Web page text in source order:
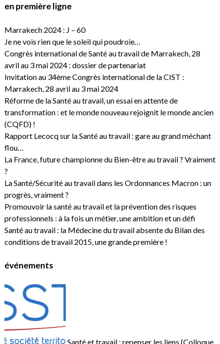
en première ligne
Marrakech 2024 : J – 60
Je ne vois rien que le soleil qui poudroie…
Congrès international de Santé au travail de Marrakech, 28
avril au 3 mai 2024 : dossier de partenariat
Invitation au 34ème Congrès international de la CIST :
Marrakech, 28 avril au 3 mai 2024
Réforme de la Santé au travail, un essai en attente de
transformation : et le monde nouveau rejoignit le monde ancien
(CQFD) !
Rapport Lecocq sur la Santé au travail : gare au grand méchant
flou…
La France, future championne du Bien-être au travail ? Vraiment
?
La Santé/Sécurité au travail dans les Ordonnances Macron : un
progrès, vraiment ?
Promouvoir la santé au travail et la prévention des risques
professionnels : à la fois un métier, une ambition et un défi
Santé au travail : la Médecine du travail absente du Bilan des
conditions de travail 2015, une grande première !
événements
Santé et travail : repenser les liens (Colloque